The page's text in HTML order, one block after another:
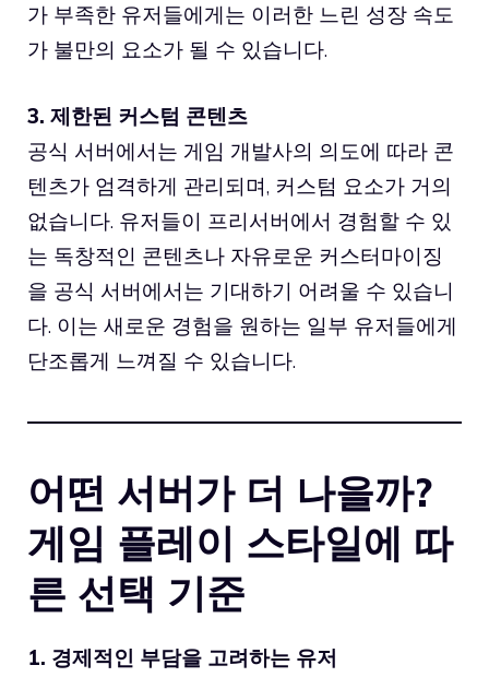
가 부족한 유저들에게는 이러한 느린 성장 속도
가 불만의 요소가 될 수 있습니다.
3. 제한된 커스텀 콘텐츠
공식 서버에서는 게임 개발사의 의도에 따라 콘
텐츠가 엄격하게 관리되며, 커스텀 요소가 거의
없습니다. 유저들이 프리서버에서 경험할 수 있
는 독창적인 콘텐츠나 자유로운 커스터마이징
을 공식 서버에서는 기대하기 어려울 수 있습니
다. 이는 새로운 경험을 원하는 일부 유저들에게
단조롭게 느껴질 수 있습니다.
어떤 서버가 더 나을까?
게임 플레이 스타일에 따
른 선택 기준
1. 경제적인 부담을 고려하는 유저